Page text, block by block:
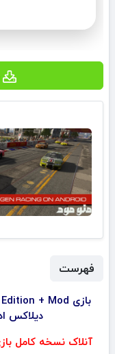
فهرست
دیلاکس
آنلاک نسخه کامل